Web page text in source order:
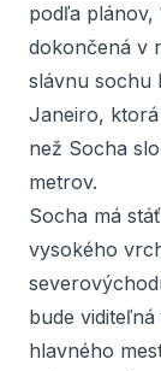
podľa plánov,
dokončená v
slávnu sochu
Janeiro,
než Socha
metrov.
Socha má
vysokého
bude
hlavného